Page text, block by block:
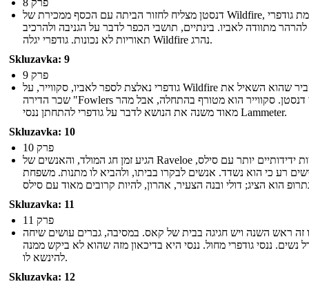
דנסטן מצליח לחזור הביתה עם הכסף ממכירת של Wildfire, הגורמת גודפרי
להרהר מתוודה לאביו. בינתיים, תושבי הכפר לדבר על הגניבה ולהרכיב
תאוריות לא נכונות. גודפרי יגלה Wildfire נהרג.
Skluzavka: 9
פרק 9
גודפרי נאלצת לספר לאביו, סקווייר, על Wildfire ולהסביר שהוא השאיל את
שכר הדירה "Fowlers כדי דנסטן. סקווייר הוא מטורף בהתחלה, אבל מהר
מאוד משנה את הנושא לדבר על גודפרי להתחתן ננסי Lammeter.
Skluzavka: 10
פרק 10
הגיע זמן חג המולד, והאנשים של Raveloe להיות ידידותיים יותר עם סילס,
רע כי הוא נשדד. אנשים לבקרו בביתו, ולהביא לו מתנות. משפחת
Skluzavka: 11
פרק 11
זה ראש השנה ויש חגיגה בבית של קאס. במסיבה, גברים עושים שיחה
נשים. ננסי גודפרי מחול. ננסי היא בדיכאון מזה שהוא לא ביקש ממנה
להינשא לו.
Skluzavka: 12